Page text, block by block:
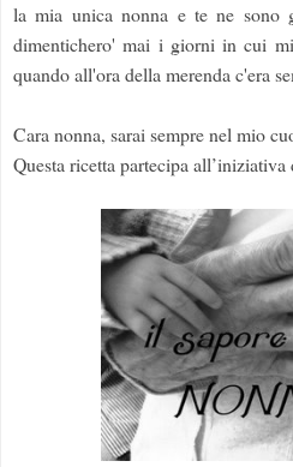
la mia unica nonna e te ne sono
dimentichero' mai i giorni in cui
quando all'ora della merenda c'era
Cara nonna, sarai sempre nel mio
Questa ricetta partecipa all’iniziativa